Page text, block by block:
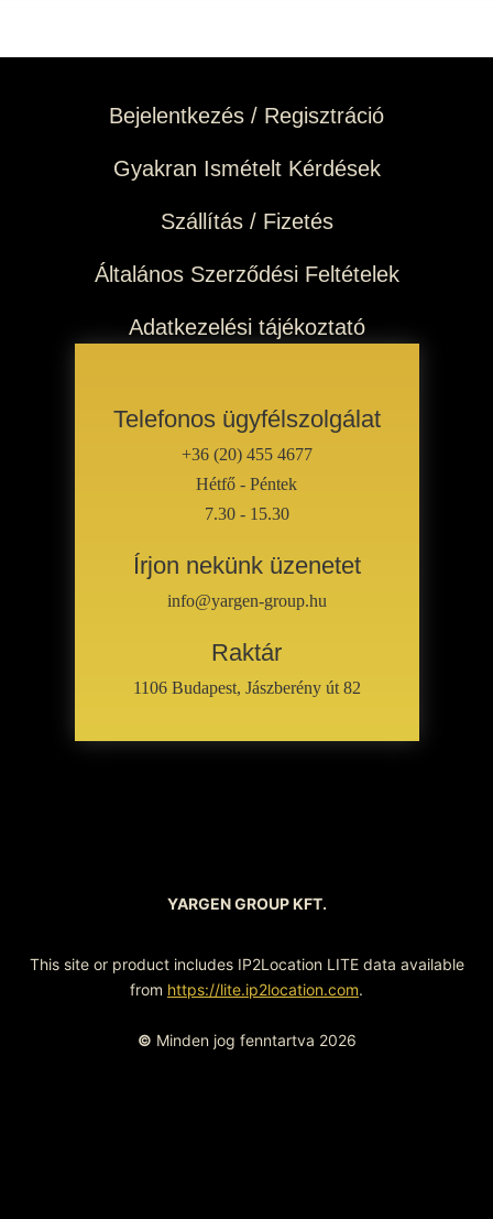
YARGEN GROUP KFT.
This site or product includes IP2Location LITE data available
from https://lite.ip2location.com.
© Minden jog fenntartva 2026
Telefonos ügyfélszolgálat
+36 (20) 455 4677
Hétfő - Péntek
7.30 - 15.30
Írjon nekünk üzenetet
info@yargen-group.hu
Raktár
1106 Budapest, Jászberény út 82
Bejelentkezés / Regisztráció
Gyakran Ismételt Kérdések
Szállítás / Fizetés
Általános Szerződési Feltételek
Adatkezelési tájékoztató